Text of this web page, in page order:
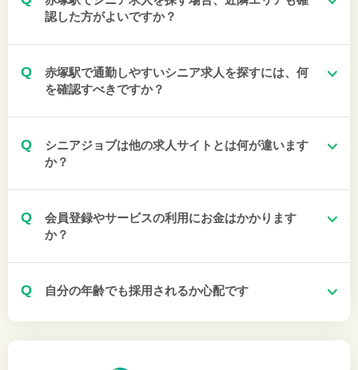
認した方がよいですか？
Q
赤塚駅で通勤しやすいシニア求人を探すには、何
を確認すべきですか？
Q
シニアジョブは他の求人サイトとは何が違います
か？
Q
会員登録やサービスの利用にお金はかかります
か？
Q 自分の年齢でも採用されるか心配です